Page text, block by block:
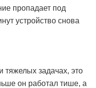
пропадает под
устройство снова
тяжелых задачах, это
он работал тише, а